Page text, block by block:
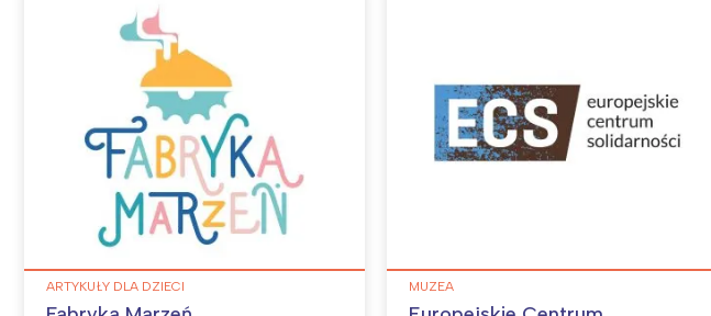
ARTYKUŁY DLA DZIECI MUZEA